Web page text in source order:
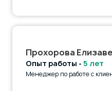
Прохорова
Опыт работы - 5 лет
Менеджер по работе с